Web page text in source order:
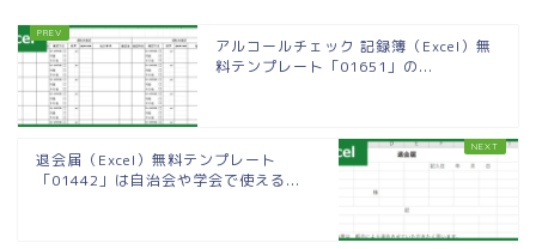
アルコールチェック 記録簿（Excel）無
料テンプレート「01651」の...
退会届（Excel）無料テンプレート
「01442」は自治会や学会で使える...